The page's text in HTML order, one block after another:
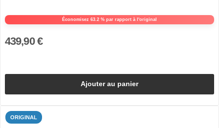
Économisez 63.2 % par rapport à l'original
439,90 €
Ajouter au panier
ORIGINAL